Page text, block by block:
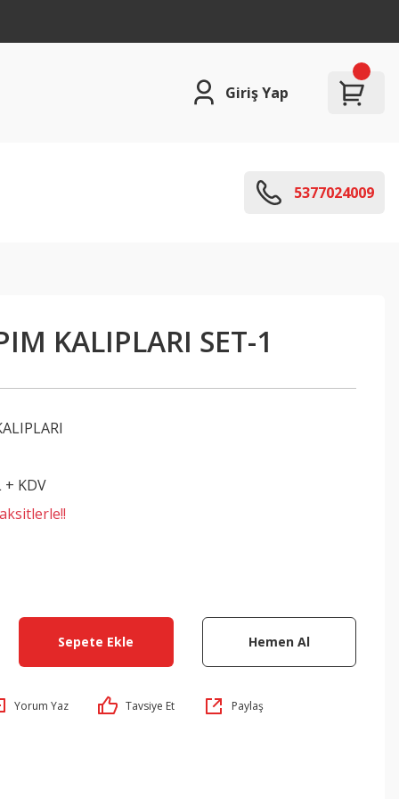
Giriş Yap
5377024009
KALIPLARI SET-1
+ KDV
Sepete Ekle Hemen Al
Yorum Yaz Tavsiye Et Paylaş